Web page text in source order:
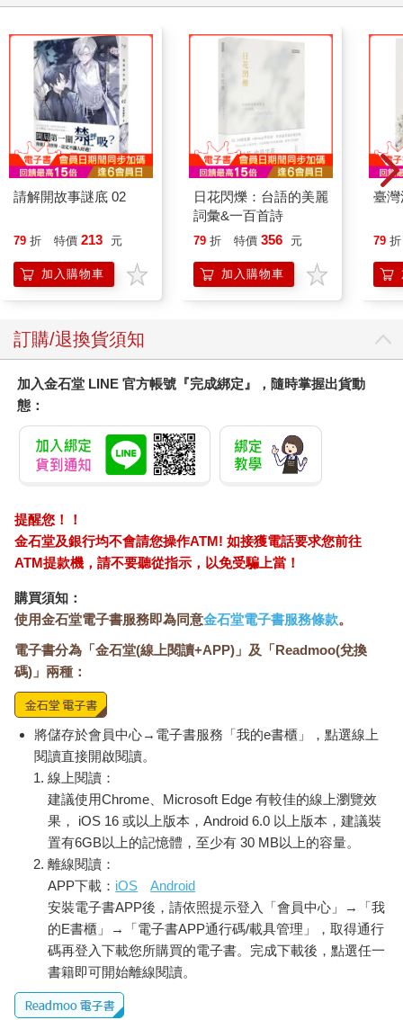
請解開故事謎底 02
79 折 特價 213 元
加入購物車
日花閃爍：台語的美麗
詞彙&一百首詩
79 折 特價 356 元
加入購物車
臺
79 折
訂購/退換貨須知
加入金石堂 LINE 官方帳號『完成綁定』，隨時掌握出貨動
態：
提醒您！！
金石堂及銀行均不會請您操作ATM! 如接獲電話要求您前往
ATM提款機，請不要聽從指示，以免受騙上當！
購買須知：
使用金石堂電子書服務即為同意金石堂電子書服務條款。
電子書分為「金石堂(線上閱讀+APP)」及「Readmoo(兌換
碼)」兩種：
將儲存於會員中心→電子書服務「我的e書櫃」，點選線上
閱讀直接開啟閱讀。
線上閱讀：
建議使用Chrome、Microsoft Edge 有較佳的線上瀏覽效
果， iOS 16 或以上版本，Android 6.0 以上版本，建議裝
置有6GB以上的記憶體，至少有 30 MB以上的容量。
離線閱讀：
APP下載： iOS
Android
安裝電子書APP後，請依照提示登入「會員中心」→「我
的E書櫃」→「電子書APP通行碼/載具管理」，取得通行
碼再登入下載您所購買的電子書。完成下載後，點選任一
書籍即可開始離線閱讀。